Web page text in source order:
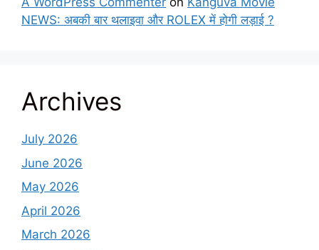
NEWS: अबकी बार थलाइवा और ROLEX में होगी लड़ाई ?
Archives
July 2026
June 2026
May 2026
April 2026
March 2026